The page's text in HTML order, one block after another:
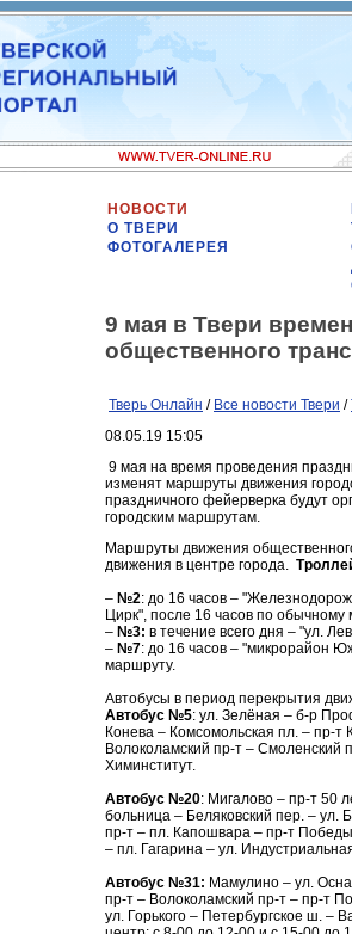
НОВОСТИ
О ТВЕРИ
ФОТОГАЛЕРЕЯ
9 мая в Твери
общественного
Тверь Онлайн / Все новости Твери /
08.05.19 15:05
9 мая на время проведения
изменят маршруты движения
праздничного фейерверка будут
городским маршрутам.
Маршруты движения
движения в центре города.
– №2: до 16 часов –
Цирк", после 16 часов по обычному
– №3: в течение всего дня – "ул.
– №7: до 16 часов – "микрорайон
маршруту.
Автобусы в период перекрытия
Автобус №5: ул. Зелёная – б-р
Конева – Комсомольская пл. – пр-
Волоколамский пр-т – Смоленский
Химинститут.
Автобус №20: Мигалово – пр-т 50
больница – Беляковский пер. – ул.
пр-т – пл. Капошвара – пр-т
– пл. Гагарина – ул.
Автобус №31: Мамулино – ул.
пр-т – Волоколамский пр-т – пр-т
ул. Горького – Петербургское ш. –